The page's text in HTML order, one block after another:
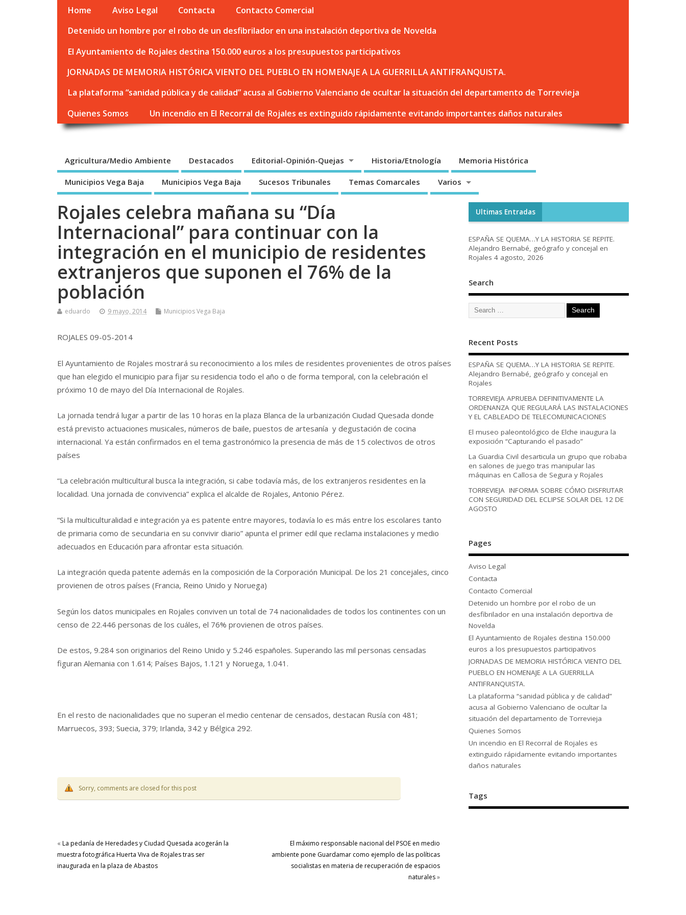
Home Aviso Legal Contacta
Contacto Comercial
Detenido un hombre por el robo de un desfibrilador en una instalación deportiva de Novelda
El Ayuntamiento de Rojales destina 150.000 euros a los presupuestos participativos
JORNADAS DE MEMORIA HISTÓRICA VIENTO DEL PUEBLO EN HOMENAJE A LA GUERRILLA ANTIFRANQUISTA.
La plataforma “sanidad pública y de calidad” acusa al Gobierno Valenciano de ocultar la situación del departamento de Torrevieja
Quienes Somos
Un incendio en El Recorral de Rojales es extinguido rápidamente evitando importantes daños naturales
Agricultura/Medio Ambiente Destacados Editorial-Opinión-Quejas Historia/Etnología Memoria Histórica
Municipios Vega Baja Municipios Vega Baja Sucesos Tribunales Temas Comarcales Varios
Rojales celebra mañana su “Día
Internacional” para continuar con la
integración en el municipio de residentes
extranjeros que suponen el 76% de la
población
eduardo 9 mayo, 2014 Municipios Vega Baja
ROJALES 09-05-2014
El Ayuntamiento de Rojales mostrará su reconocimiento a los miles de residentes provenientes de otros países
que han elegido el municipio para fijar su residencia todo el año o de forma temporal, con la celebración el
próximo 10 de mayo del Día Internacional de Rojales.
La jornada tendrá lugar a partir de las 10 horas en la plaza Blanca de la urbanización Ciudad Quesada donde
está previsto actuaciones musicales, números de baile, puestos de artesanía y degustación de cocina
internacional. Ya están confirmados en el tema gastronómico la presencia de más de 15 colectivos de otros
países
“La celebración multicultural busca la integración, si cabe todavía más, de los extranjeros residentes en la
localidad. Una jornada de convivencia” explica el alcalde de Rojales, Antonio Pérez.
“Si la multiculturalidad e integración ya es patente entre mayores, todavía lo es más entre los escolares tanto
de primaria como de secundaria en su convivir diario” apunta el primer edil que reclama instalaciones y medio
adecuados en Educación para afrontar esta situación.
La integración queda patente además en la composición de la Corporación Municipal. De los 21 concejales, cinco
provienen de otros países (Francia, Reino Unido y Noruega)
Según los datos municipales en Rojales conviven un total de 74 nacionalidades de todos los continentes con un
censo de 22.446 personas de los cuáles, el 76% provienen de otros países.
De estos, 9.284 son originarios del Reino Unido y 5.246 españoles. Superando las mil personas censadas
figuran Alemania con 1.614; Países Bajos, 1.121 y Noruega, 1.041.
En el resto de nacionalidades que no superan el medio centenar de censados, destacan Rusía con 481;
Marruecos, 393; Suecia, 379; Irlanda, 342 y Bélgica 292.
Sorry, comments are closed for this post
« La pedanía de Heredades y Ciudad Quesada acogerán la
muestra fotográfica Huerta Viva de Rojales tras ser
inaugurada en la plaza de Abastos
El máximo responsable nacional del PSOE en medio
ambiente pone Guardamar como ejemplo de las políticas
socialistas en materia de recuperación de espacios
naturales»
Ultimas Entradas
ESPAÑA SE QUEMA…Y LA HISTORIA SE REPITE.
Alejandro Bernabé, geógrafo y concejal en
Rojales 4 agosto, 2026
Search
Recent Posts
ESPAÑA SE QUEMA…Y LA HISTORIA SE REPITE.
Alejandro Bernabé, geógrafo y concejal en
Rojales
TORREVIEJA APRUEBA DEFINITIVAMENTE LA
ORDENANZA QUE REGULARÁ LAS INSTALACIONES
Y EL CABLEADO DE TELECOMUNICACIONES
El museo paleontológico de Elche inaugura la
exposición “Capturando el pasado”
La Guardia Civil desarticula un grupo que robaba
en salones de juego tras manipular las
máquinas en Callosa de Segura y Rojales
TORREVIEJA INFORMA SOBRE CÓMO DISFRUTAR
CON SEGURIDAD DEL ECLIPSE SOLAR DEL 12 DE
AGOSTO
Pages
Aviso Legal
Contacta
Contacto Comercial
Detenido un hombre por el robo de un
desfibrilador en una instalación deportiva de
Novelda
El Ayuntamiento de Rojales destina 150.000
euros a los presupuestos participativos
JORNADAS DE MEMORIA HISTÓRICA VIENTO DEL
PUEBLO EN HOMENAJE A LA GUERRILLA
ANTIFRANQUISTA.
La plataforma “sanidad pública y de calidad”
acusa al Gobierno Valenciano de ocultar la
situación del departamento de Torrevieja
Quienes Somos
Un incendio en El Recorral de Rojales es
extinguido rápidamente evitando importantes
daños naturales
Tags